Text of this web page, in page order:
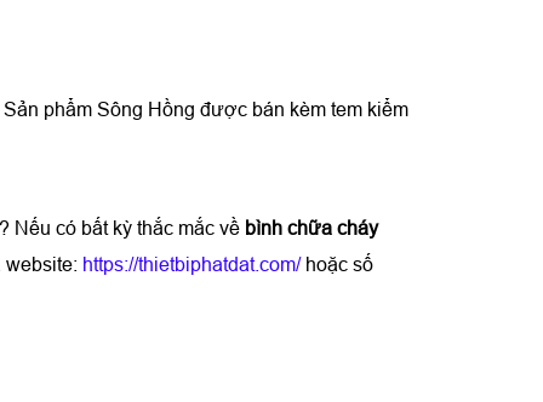
phẩm Sông Hồng được bán kèm tem kiểm
Nếu có bất kỳ thắc mắc về bình chữa cháy
https://thietbiphatdat.com/ hoặc số